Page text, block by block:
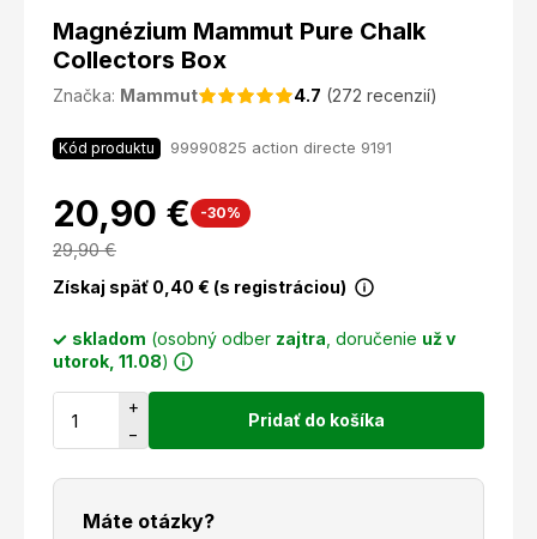
Magnézium Mammut Pure Chalk
Collectors Box
Značka: Mammut 4.7 (272 recenzií)
Kód produktu 99990825 action directe 9191
20,90 € -30%
29,90€
Získaj späť 0,40 € (s registráciou)
skladom (osobný odber zajtra , doručenie už v
utorok, 11.08)
+
−
Pridať do košíka
Máte otázky?